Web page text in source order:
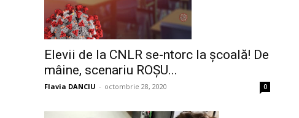
Elevii de la CNLR se-ntorc la școală! De
mâine, scenariu ROȘU...
Flavia DANCIU - octombrie 28, 2020 0